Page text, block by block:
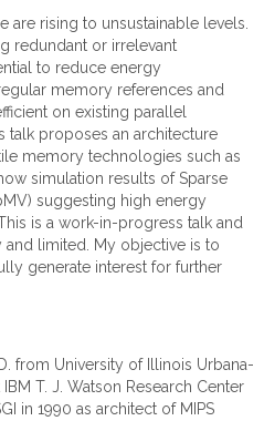
are rising to unsustainable levels.
redundant or irrelevant
to reduce energy
memory references and
on existing parallel
talk proposes an architecture
memory technologies such as
simulation results of Sparse
suggesting high energy
is a work-in-progress talk and
limited. My objective is to
generate interest for further
from University of Illinois Urbana-
T. J. Watson Research Center
in 1990 as architect of MIPS